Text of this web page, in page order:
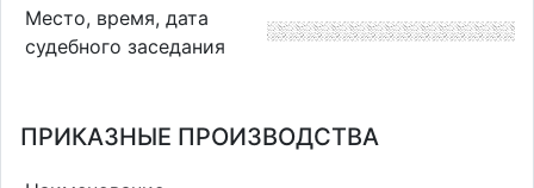
Место, время, дата
судебного заседания
ПРИКАЗНЫЕ ПРОИЗВОДСТВА